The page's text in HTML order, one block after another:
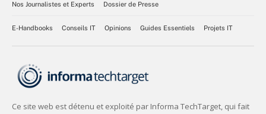
Nos Journalistes et Experts
Dossier de Presse
E-Handbooks Conseils IT Opinions Guides Essentiels Projets IT